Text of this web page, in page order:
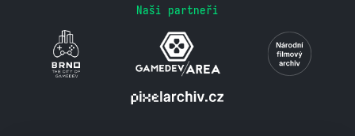
Naši partneři